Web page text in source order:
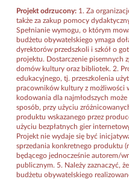
Projekt odrzucony: 1. Za
także za zakup pomocy
Spełnianie wymogu, o którym
budżetu obywatelskiego ymaga
dyrektorów przedszkoli i szkół o
projektu. Dostarczenie pisemnych
domów kultury oraz bibliotek. 2.
edukacyjnego, tj. przeszkolenia
pracowników kultury z możliwości
kodowania dla najmłodszych
sposób, przy użyciu
produktu wskazanego przez
użyciu bezpłatnych gier
Projekt nie wydaje się być
sprzedania konkretnego produktu
będącego jednocześnie autorem/
publicznym. 5. Należy zaznaczyć,
budżetu obywatelskiego